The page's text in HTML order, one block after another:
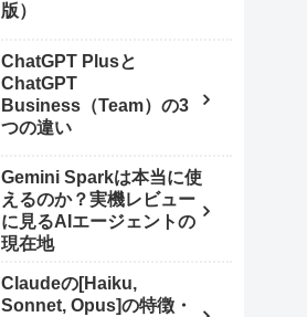
版）
ChatGPT Plusと
ChatGPT
Business（Team）の3
つの違い
Gemini Sparkは本当に使
えるのか？実機レビュー
に見るAIエージェントの
現在地
Claudeの[Haiku,
Sonnet, Opus]の特徴・